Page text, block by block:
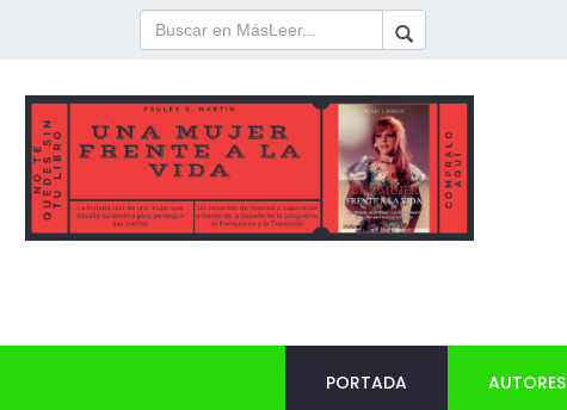
PORTADA AUTORES